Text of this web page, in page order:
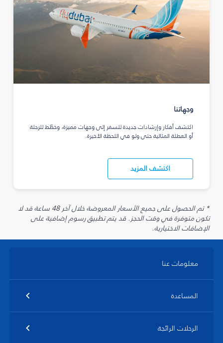
وجهاتنا
اكتشف أفكار وإرشادات جديدة للسفر إلى وجهات مميزة، وخطّط للرحلة
أو العطلة المثالية حتى ولو في اللحظة الأخيرة.
اكتشف المزيد
* تم الحصول على جميع الأسعار المعروضة خلال آخر 48 ساعة قد لا
تكون متوفرة في وقت الحجز. قد يتم تطبيق رسوم إضافية على
الإضافات الاختيارية.
معلومات عنا
المساعدة
الرحلات الرائجة